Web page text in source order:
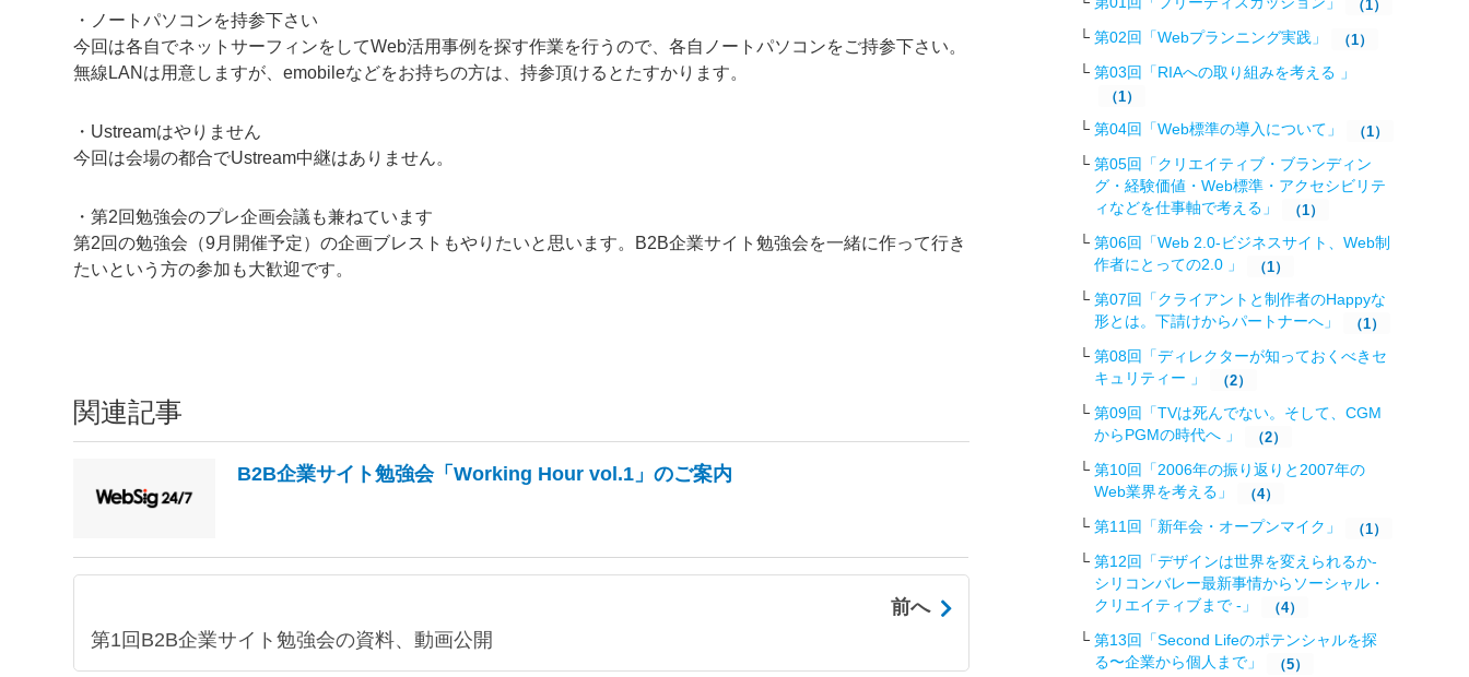
・ノートパソコンを持参下さい
今回は各自でネットサーフィンをしてWeb活用事例を探す作業を行うので、各自ノートパソコンをご持参下さい。
無線LANは用意しますが、emobileなどをお持ちの方は、持参頂けるとたすかります。
・Ustreamはやりません
今回は会場の都合でUstream中継はありません。
・第2回勉強会のプレ企画会議も兼ねています
第2回の勉強会（9月開催予定）の企画ブレストもやりたいと思います。B2B企業サイト勉強会を一緒に作って行き
たいという方の参加も大歓迎です。
関連記事
B2B企業サイト勉強会「Working Hour vol.1」のご案内
前へ
第1回B2B企業サイト勉強会の資料、動画公開
（1）
第02回「Webプランニング実践」 （1）
第03回「RIAへの取り組みを考える 」
（1）
第04回「Web標準の導入について」 （1）
第05回「クリエイティブ・ブランディン
グ・経験価値・Web標準・アクセシビリテ
ィなどを仕事軸で考える」
（1）
第06回「Web 2.0-ビジネスサイト、Web制
作者にとっての2.0 」
（1）
第07回「クライアントと制作者のHappyな
形とは。下請けからパートナーへ」
（1）
第08回「ディレクターが知っておくべきセ
キュリティー 」
（2）
第09回「TVは死んでない。そして、CGM
からPGMの時代へ 」
（2）
第10回「2006年の振り返りと2007年の
Web業界を考える」
（4）
第11回「新年会・オープンマイク」 （1）
第12回「デザインは世界を変えられるか-
シリコンバレー最新事情からソーシャル・
クリエイティブまで -」
（4）
第13回「Second Lifeのポテンシャルを探
る〜企業から個人まで」
（5）